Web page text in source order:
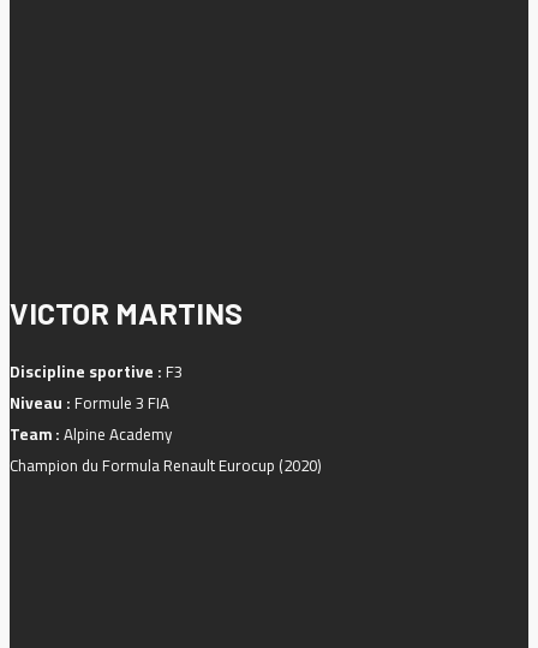
VICTOR MARTINS
Discipline sportive : F3
Niveau : Formule 3 FIA
Team :Alpine Academy
Champion du Formula RenaultEurocup (2020)